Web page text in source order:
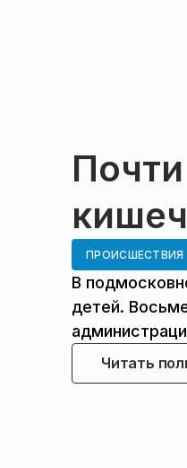
ПРОИСШЕСТВИЯ
В
детей.
Читать